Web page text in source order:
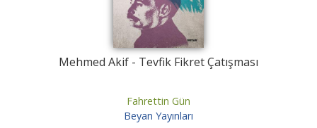
Mehmed Akif - Tevfik Fikret Çatışması
Fahrettin Gün
Beyan Yayınları